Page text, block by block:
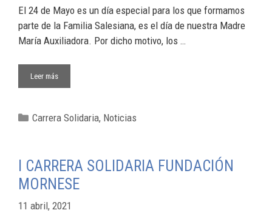
El 24 de Mayo es un día especial para los que formamos
parte de la Familia Salesiana, es el día de nuestra Madre
María Auxiliadora. Por dicho motivo, los …
Leer más
Carrera Solidaria, Noticias
I CARRERA SOLIDARIA FUNDACIÓN
MORNESE
11 abril, 2021